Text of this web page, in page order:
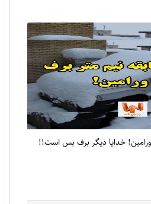
خدایا دیگر برف بس است!!